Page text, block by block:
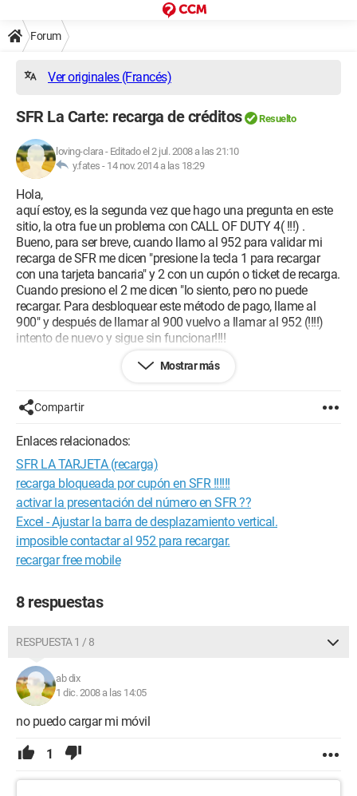
Forum
Ver originales (Francés)
SFR La Carte: recarga de créditos Resuelto
loving-clara- Editado el 2 jul. 2008 a las 21:10
y.fates - 14 nov. 2014 a las 18:29
Hola,
aquí estoy, es la segunda vez que hago una pregunta en este
sitio, la otra fue un problema con CALL OF DUTY 4( !!!) .
Bueno, para ser breve, cuando llamo al 952 para validar mi
recarga de SFR me dicen "presione la tecla 1 para recargar
con una tarjeta bancaria" y 2 con un cupón o ticket de recarga.
Cuando presiono el 2 me dicen "lo siento, pero no puede
recargar. Para desbloquear este método de pago, llame al
900" y después de llamar al 900 vuelvo a llamar al 952 (!!!!)
intento de nuevo y sigue sin funcionar!!!!
¡Realmente necesito ayuda!
Configuración:
Mostrar más
Compartir
Enlaces relacionados:
SFR LA TARJETA (recarga)
recarga bloqueada por cupón en SFR !!!!!!
activar la presentación del número en SFR ??
Excel - Ajustar la barra de desplazamiento vertical.
imposible contactar al 952 para recargar.
recargar free mobile
8 respuestas
RESPUESTA 1 / 8
ab dix
1 dic. 2008 a las 14:05
no puedo cargar mi móvil
1